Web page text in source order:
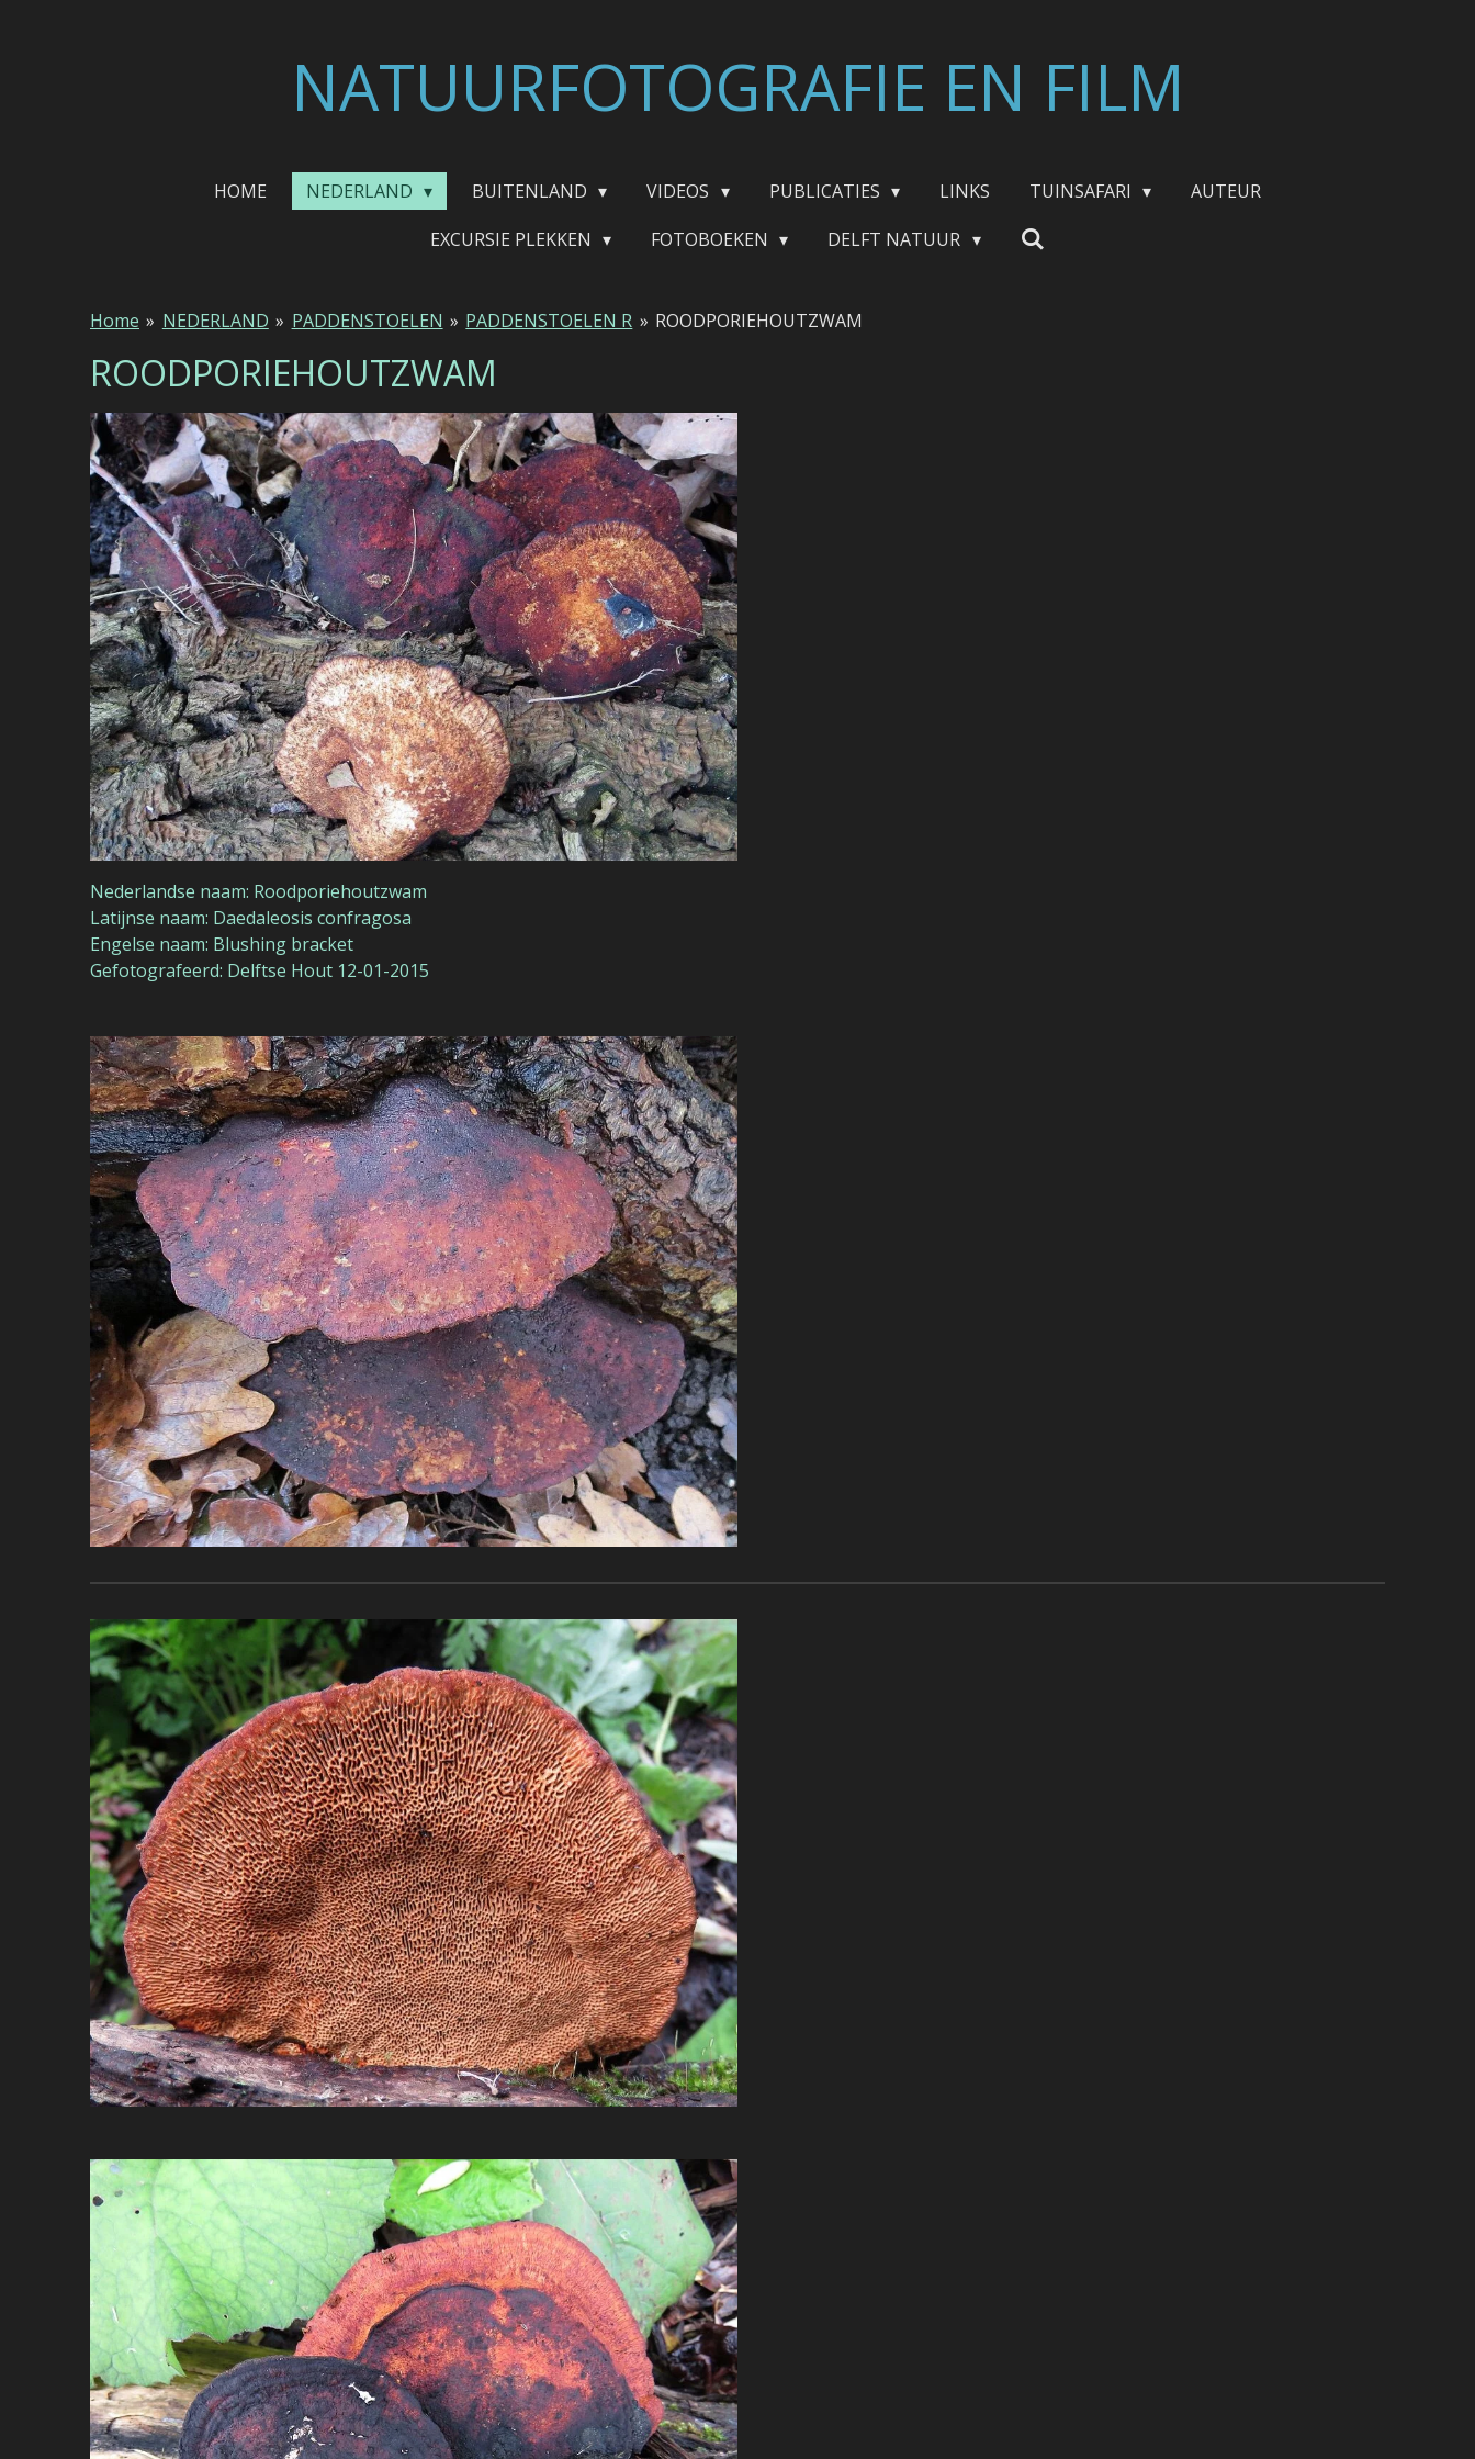
NATUURFOTOGRAFIE EN FILM
HOME NEDERLAND BUITENLAND VIDEOS PUBLICATIES LINKS TUINSAFARI
AUTEUR
EXCURSIE PLEKKEN
FOTOBOEKEN DELFT NATUUR
Home » NEDERLAND » PADDENSTOELEN » PADDENSTOELEN R » ROODPORIEHOUTZWAM
ROODPORIEHOUTZWAM
Nederlandse naam: Roodporiehoutzwam
Latijnse naam: Daedaleosis confragosa
Engelse naam: Blushing bracket
Gefotografeerd: Delftse Hout 12-01-2015